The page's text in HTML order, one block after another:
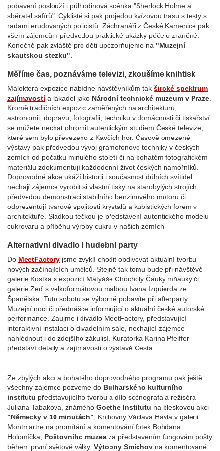
pobavení poslouží i půlhodinová scénka "Sherlock Holme a
sběratel safírů". Cyklisté si pak projedou kvízovou trasu s testy s
radami erudovaných policistů. Záchranáři z České Kamenice pak
všem zájemcům předvedou praktické ukázky péče o zraněné.
Konečně pak zvláště pro děti upozorňujeme na "Muzejní
skautskou stezku".
Měříme čas, poznáváme televizi, zkoušíme knihtisk
Málokterá expozice nabídne návštěvníkům tak široké spektrum
zajímavostía lákadel jako Národní technické muzeum v Praze
Kromě tradičních expozic zaměřených na architekturu,
astronomii, dopravu, fotografii, techniku v domácnosti či tiskařství
se můžete nechat ohromit autentickým studiem České televize,
které sem bylo převezeno z Kavčích hor. Časově omezené
výstavy pak předvedou vývoj gramofonové techniky v českých
zemích od počátku minulého století či na bohatém fotografickém
materiálu zdokumentují každodenní život českých námořníků.
Doprovodné akce ukáží historii i současnost důlních svítidel,
nechají zájemce vyrobit si vlastní tisky na starobylých strojích,
předvedou demonstraci stabilního benzinového motoru či
odprezentují tvarové spojitosti krystalů a kubistických forem v
architektuře. Sladkou tečkou je představení autentického modelu
cukrovaru a příběhu výroby cukru v našich zemích.
Alternativní divadlo i hudební party
Do MeetFactory jsme zvyklí chodit obdivovat aktuální tvorbu
nových začínajících umělců. Stejně tak tomu bude při návštěvě
galerie Kostka s expozicí Matyáše Chocholy Čauky mňauky či
galerie Zeď s velkoformátovou malbou Ivana Izquierda ze
Španělska. Tuto sobotu se výborně pobavíte při afterparty
Muzejní noci či přednášce informující o aktuální české autorské
performance. Zaujme i divadlo MeetFactory, představující
interaktivní instalaci o divadelním sále, nechající zájemce
nahlédnout i do zdejšího zákulisí. Kurátorka Karina Pfeiffer
představí detaily a zajímavosti o výstavě Cesta.
Ze zbylých akcí a bohatého doprovodného programu pak ještě
všechny zájemce pozveme do Bulharského kulturního
institutu představujícího tvorbu a dílo scénografa a režiséra
Juliana Tabakova, známého Goethe Institutu na bleskovou akci
"Německy v 10 minutách" , Knihovny Václava Havla v galerii
Montmartre na promítání a komentování fotek Bohdana
Holomíčka, Poštovního muzea za představením fungování pošty
během první světové války, Výtopny Smíchov na komentované